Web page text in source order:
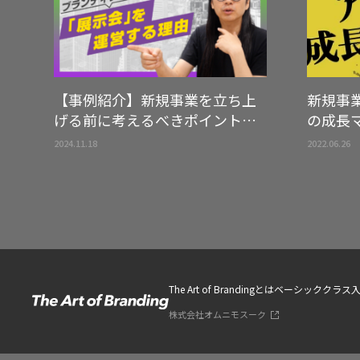
【事例紹介】新規事業を立ち上
げる前に考えるべきポイントを
ご紹介
2024.11.18
新規事
の成長
2022.06.26
The Art of Brandingとはベーシッククラス
株式会社オムニモスーク